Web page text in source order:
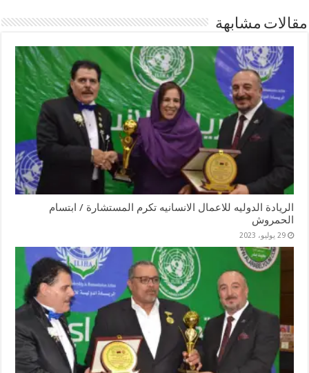
مقالات مشابهة
الريادة الدوليه للاعمال الانسانيه تكرم المستشارة / ابتسام
الحمروش
29 يوليو، 2023